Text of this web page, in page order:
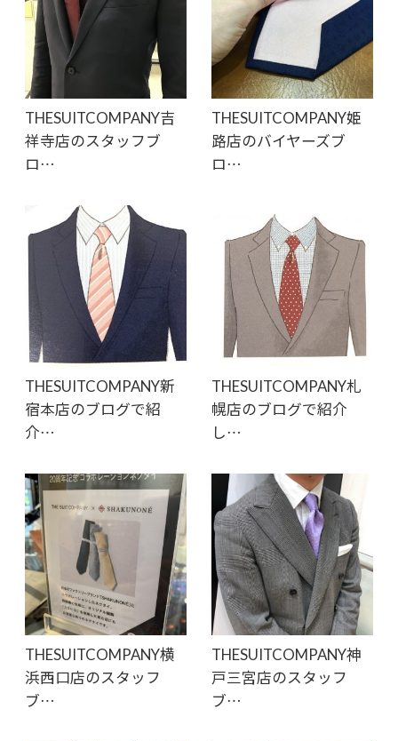
THESUITCOMPANY吉
祥寺店のスタッフブ
ロ…
THESUITCOMPANY姫
路店のバイヤーズブ
ロ…
THESUITCOMPANY新
宿本店のブログで紹
介…
THESUITCOMPANY札
幌店のブログで紹介
し…
THESUITCOMPANY横
浜西口店のスタッフ
ブ…
THESUITCOMPANY神
戸三宮店のスタッフ
ブ…